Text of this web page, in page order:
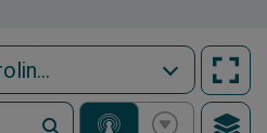
Carolina West Wireless